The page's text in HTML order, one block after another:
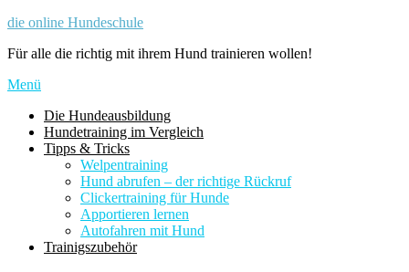
Zum
springen
die online Hundeschule
Für alle die richtig mit ihrem Hund trainieren wollen!
Menü
Die Hundeausbildung
Hundetraining im Vergleich
Tipps & Tricks
Welpentraining
Hund abrufen – der richtige Rückruf
Clickertraining für Hunde
Apportieren lernen
Autofahren mit Hund
Trainigszubehör